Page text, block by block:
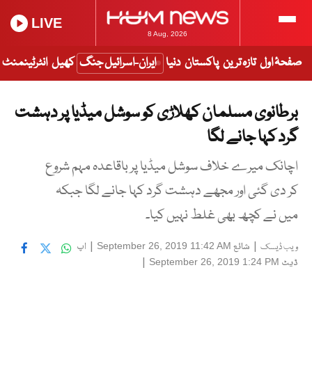
8 Aug, 2026
LIVE
صفحۂ اول تازہ ترین پاکستان دنیا ایران-اسرائیل جنگ کھیل انٹرٹینمنٹ
برطانوی مسلمان کھلاڑی کو سوشل میڈیا پر دہشت
گرد کہا جانے لگا
اچانک میرے خلاف سوشل میڈیا پر باقاعدہ مہم شروع
کر دی گئی اور مجھے دہشت گرد کہا جانے لگا جبکہ
میں نے کچھ بھی غلط نہیں کیا۔
ویب ڈیسک | شائع September 26, 2019 11:42 AM
| اپ
ڈیٹ September 26, 2019 1:24 PM
|